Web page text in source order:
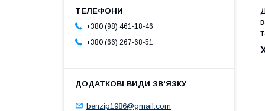
+380 (98) 461-18-46
+380 (66) 267-68-51
benzip1986@gmail.com